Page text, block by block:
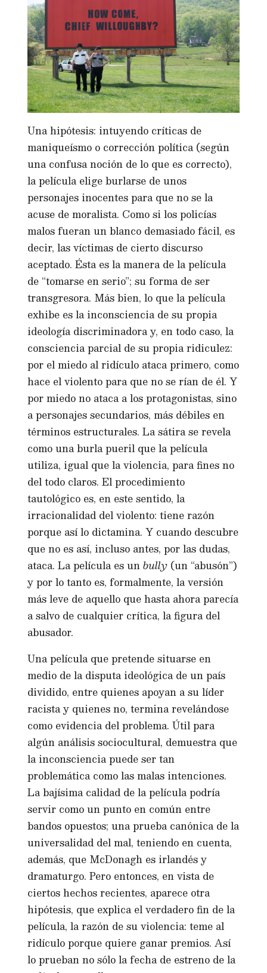
Una hipótesis: intuyendo críticas de
maniqueísmo o corrección política (según
una confusa noción de lo que es correcto),
la película elige burlarse de unos
personajes inocentes para que no se la
acuse de moralista. Como si los policías
malos fueran un blanco demasiado fácil, es
decir, las víctimas de cierto discurso
aceptado. Ésta es la manera de la película
de “tomarse en serio”; su forma de ser
transgresora. Más bien, lo que la película
exhibe es la inconsciencia de su propia
ideología discriminadora y, en todo caso, la
consciencia parcial de su propia ridiculez:
por el miedo al ridículo ataca primero, como
hace el violento para que no se rían de él. Y
por miedo no ataca a los protagonistas, sino
a personajes secundarios, más débiles en
términos estructurales. La sátira se revela
como una burla pueril que la película
utiliza, igual que la violencia, para fines no
del todo claros. El procedimiento
tautológico es, en este sentido, la
irracionalidad del violento: tiene razón
porque así lo dictamina. Y cuando descubre
que no es así, incluso antes, por las dudas,
ataca. La película es unbully (un “abusón”)
y por lo tanto es, formalmente, la versión
más leve de aquello que hasta ahora parecía
a salvo de cualquier crítica, la figura del
abusador.
Una película que pretende situarse en
medio de la disputa ideológica de un país
dividido, entre quienes apoyan a su líder
racista y quienes no, termina revelándose
como evidencia del problema. Útil para
algún análisis sociocultural, demuestra que
la inconsciencia puede ser tan
problemática como las malas intenciones.
La bajísima calidad de la película podría
servir como un punto en común entre
bandos opuestos; una prueba canónica de la
universalidad del mal, teniendo en cuenta,
además, que McDonagh es irlandés y
dramaturgo. Pero entonces, en vista de
ciertos hechos recientes, aparece otra
hipótesis, que explica el verdadero fin de la
película, la razón de su violencia: teme al
ridículo porque quiere ganar premios. Así
lo prueban no sólo la fecha de estreno de la